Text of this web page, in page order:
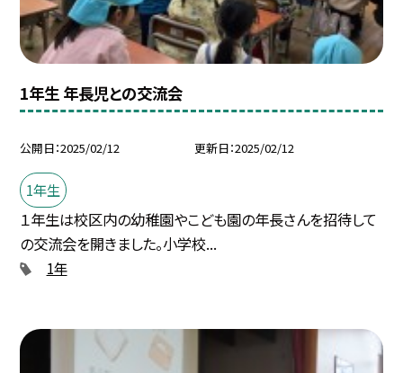
1年生 年長児との交流会
公開日 2025/02/12 更新日 2025/02/12
1年生
１年生は校区内の幼稚園やこども園の年長さんを招待して
の交流会を開きました。小学校...
1年